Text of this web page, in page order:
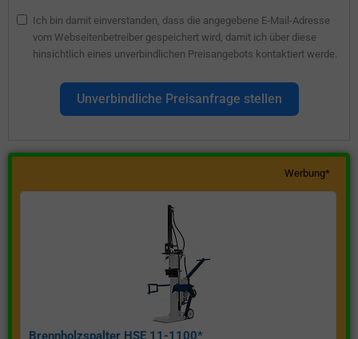
Ich bin damit einverstanden, dass die angegebene E-Mail-Adresse
vom Webseitenbetreiber gespeichert wird, damit ich über diese
hinsichtlich eines unverbindlichen Preisangebots kontaktiert werde.
Unverbindliche Preisanfrage stellen
Werbung*